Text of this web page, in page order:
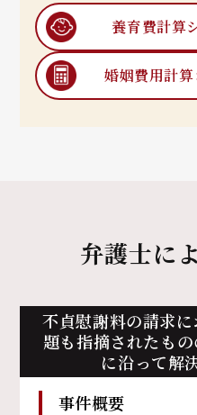
養育費計算
婚姻費用計算
弁護士に
不貞慰謝料の請求
題も指摘されたもの
に沿って解
事件概要